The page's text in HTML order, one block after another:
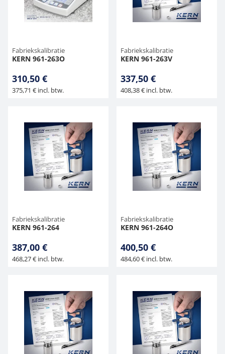
Fabriekskalibratie
KERN 961-263O
310,50 €
375,71 € incl. btw.
Fabriekskalibratie
KERN 961-263V
337,50 €
408,38 € incl. btw.
Fabriekskalibratie
KERN 961-264
387,00 €
468,27 € incl. btw.
Fabriekskalibratie
KERN 961-264O
400,50 €
484,60 € incl. btw.